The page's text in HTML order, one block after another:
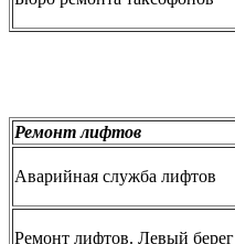
Ремонт лифтов
Аварийная служба лифтов
Ремонт лифтов. Левый берег